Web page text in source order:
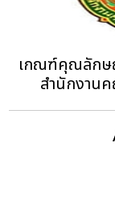
เกณฑ์คุณลักษ
สำนักงาน